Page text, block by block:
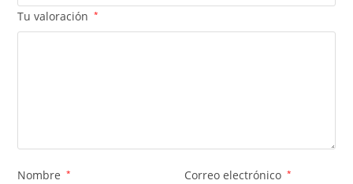
Tu valoración *
Nombre * Correo electrónico *